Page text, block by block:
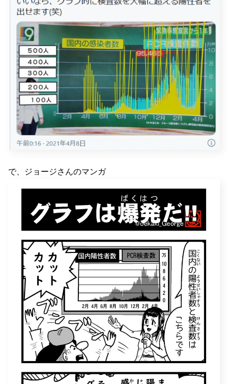
で、ジョージさんのマンガ